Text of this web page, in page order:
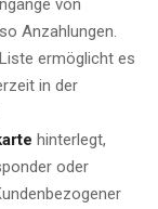
von
Anzahlungen.
ermöglicht es
in der
hinterlegt,
oder